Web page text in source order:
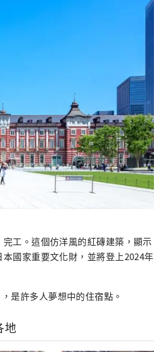
完工。這個仿洋風的紅磚建築，顯示
國家重要文化財，並將登上2024年
是許多人夢想中的住宿點。
地